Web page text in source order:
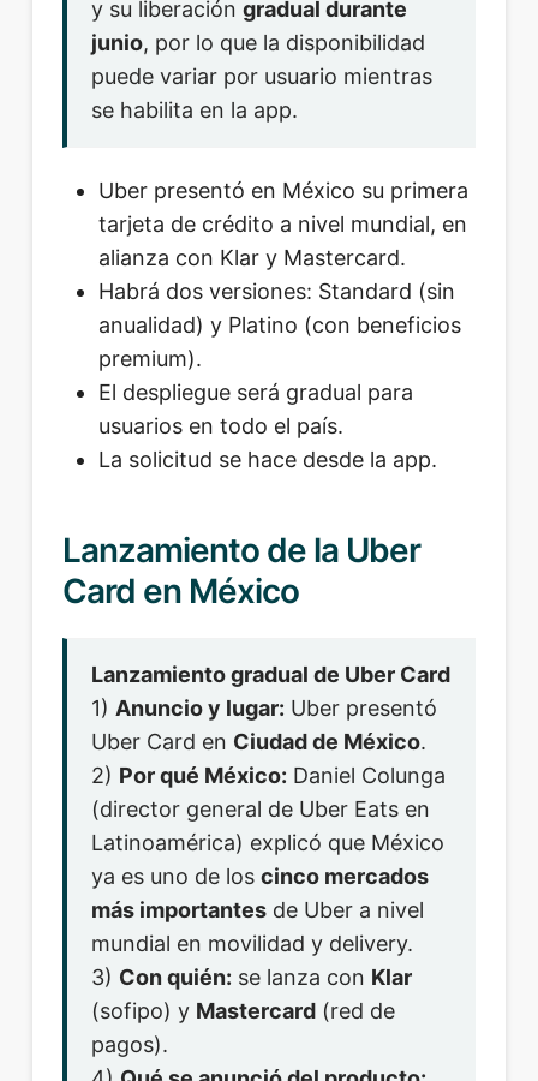
y su liberación gradual durante
junio, por lo que la disponibilidad
puede variar por usuario mientras
se habilita en la app.
Uber presentó en México su primera
tarjeta de crédito a nivel mundial, en
alianza con Klar y Mastercard.
Habrá dos versiones: Standard (sin
anualidad) y Platino (con beneficios
premium).
El despliegue será gradual para
usuarios en todo el país.
La solicitud se hace desde la app.
Lanzamiento de la Uber
Card en México
Lanzamiento gradual de Uber Card
1) Anuncio y lugar: Uber presentó
Uber Card en Ciudad de México.
2) Por qué México: Daniel Colunga
(director general de Uber Eats en
Latinoamérica) explicó que México
ya es uno de los cinco mercados
más importantesde Uber a nivel
mundial en movilidad y delivery.
3) Con quién: se lanza con Klar
(sofipo) y Mastercard(red de
pagos).